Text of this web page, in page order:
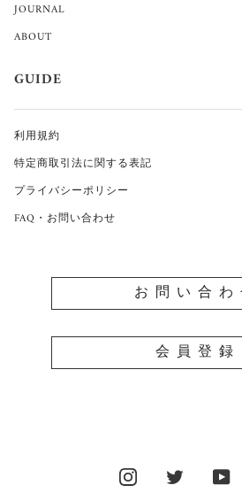
JOURNAL
ABOUT
GUIDE
利用規約
特定商取引法に関する表記
プライバシーポリシー
FAQ・お問い合わせ
お問い合わ
会員登録
InstagramTwitter